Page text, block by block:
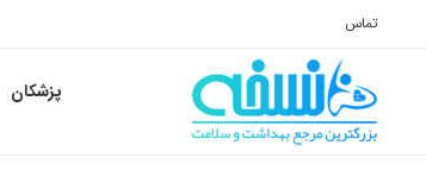
تماس
پزشکان